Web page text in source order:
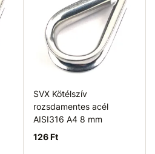
SVX Kötélszív
rozsdamentes acél
AISI316 A4 8 mm
126 Ft